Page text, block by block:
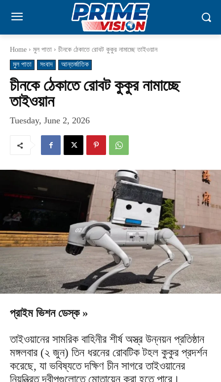
Home মুল পাতা
চীনকে ঠেকাতে রোবট কুকুর নামাচ্ছে তাইওয়ান
মুল পাতা
সংবাদ আন্তর্জাতিক
চীনকে ঠেকাতে রোবট কুকুর নামাচ্ছে
তাইওয়ান
Tuesday, June 2, 2026
প্রাইম ভিশন ডেস্ক »
তাইওয়ানের সামরিক বাহিনীর শীর্ষ অস্ত্র উন্নয়ন প্রতিষ্ঠান
মঙ্গলবার (২ জুন) তিন ধরনের রোবটিক টহল কুকুর প্রদর্শন
করেছে, যা ভবিষ্যতে দক্ষিণ চীন সাগরে তাইওয়ানের
নিয়ন্ত্রিত দ্বীপগুলোতে মোতায়েন করা হতে পারে।